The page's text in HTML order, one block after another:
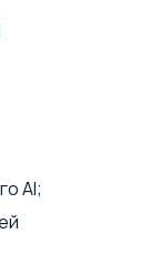
AI;